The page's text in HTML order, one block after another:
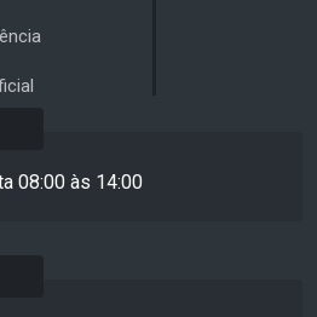
08:00 às 14:00